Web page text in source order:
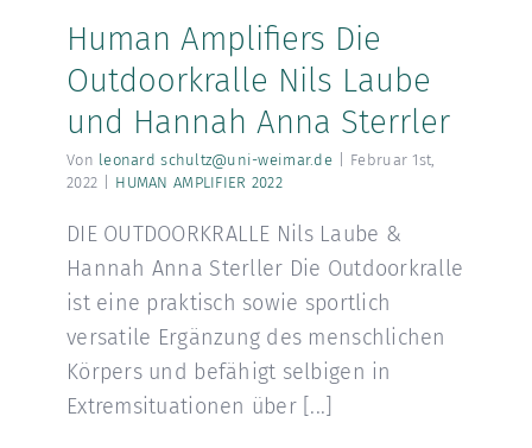
Human Amplifiers Die
Outdoorkralle Nils Laube
und Hannah Anna Sterrler
Von leonard schultz@uni-weimar.de
Februar 1st,
2022
HUMAN AMPLIFIER 2022
DIE OUTDOORKRALLE Nils Laube &
Hannah Anna Sterller Die Outdoorkralle
ist eine praktisch sowie sportlich
versatile Ergänzung des menschlichen
Körpers und befähigt selbigen in
Extremsituationen über [...]